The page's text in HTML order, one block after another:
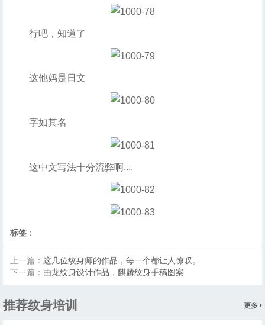
行吧，知道了
这他妈是日文
字如其名
这中文写法十分流弊啊....
标签 ：
上一篇： 这几位纹身师的作品，每一个都让人惊叹。
下一篇： 由龙纹身设计作品，麒麟纹身手稿图案
更多
推荐纹身培训